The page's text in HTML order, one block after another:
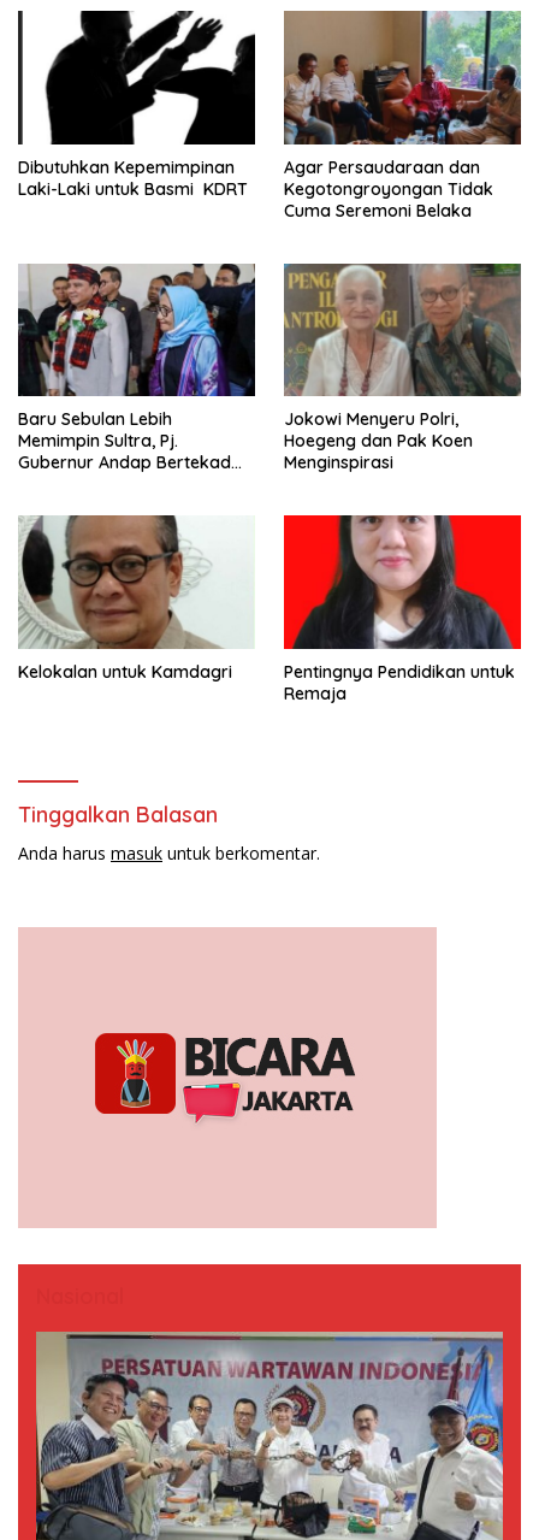
Dibutuhkan Kepemimpinan
Laki-Laki untuk Basmi KDRT
Agar Persaudaraan dan
Kegotongroyongan Tidak
Cuma Seremoni Belaka
Baru Sebulan Lebih
Memimpin Sultra, Pj.
Gubernur Andap Bertekad
Tenggara
Jokowi Menyeru Polri,
Hoegeng dan Pak Koen
Menginspirasi
Kelokalan untuk Kamdagri
Pentingnya Pendidikan untuk
Remaja
Tinggalkan Balasan
Anda harus masuk untuk berkomentar.